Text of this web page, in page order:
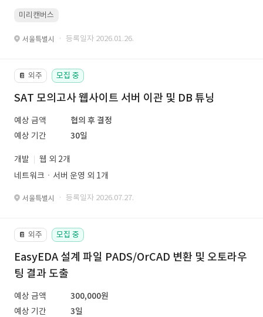
미리캔버스
서울특별시 · 등록일자 2026.01.26.
📔 외주 모집 중
SAT 모의고사 웹사이트 서버 이관 및 DB 튜닝
예상 금액
협의 후 결정
예상 기간
30일
개발
웹 외 2개
네트워크ㆍ서버 운영 외 1개
서울특별시 · 등록일자 2026.07.27.
📔 외주 모집 중
EasyEDA 설계 파일 PADS/OrCAD 변환 및 오토라우
팅 결과 도출
예상 금액
300,000원
예상 기간
3일